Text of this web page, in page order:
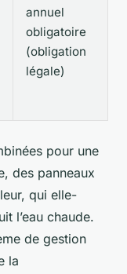
annuel
obligatoire
(obligation
légale)
pour une
des panneaux
qui elle-
l’eau chaude.
de gestion
la